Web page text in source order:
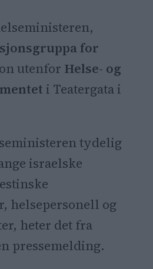
for
utenfor Helse- og
i Teatergata i
tydelig
israelske
helsepersonell og
heter det fra
pressemelding.